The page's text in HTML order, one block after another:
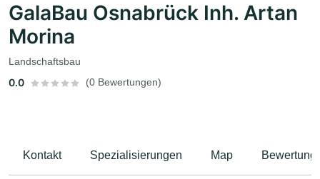
GalaBau Osnabrück Inh. Artan
Morina
Landschaftsbau
0.0 (0 Bewertungen)
Kontakt Spezialisierungen Map